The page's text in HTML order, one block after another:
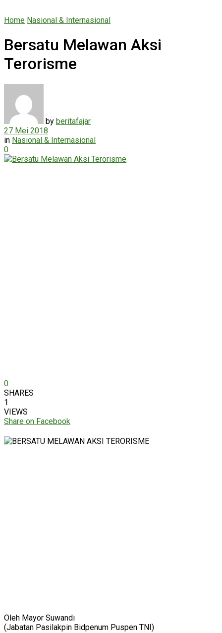
Home Nasional & Internasional
Bersatu Melawan Aksi
Terorisme
by beritafajar
27 Mei 2018
in Nasional & Internasional
0
0
SHARES
1
VIEWS
Share on Facebook
Oleh Mayor Suwandi
(Jabatan Pasilakpin Bidpenum Puspen TNI)